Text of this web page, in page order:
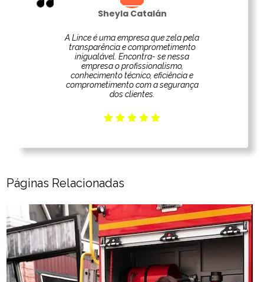
Sheyla Catalán
A Lince é uma empresa que zela pela
transparência e comprometimento
inigualável. Encontra- se nessa
empresa o profissionalismo,
conhecimento técnico, eficiência e
comprometimento com a segurança
dos clientes.
Páginas Relacionadas